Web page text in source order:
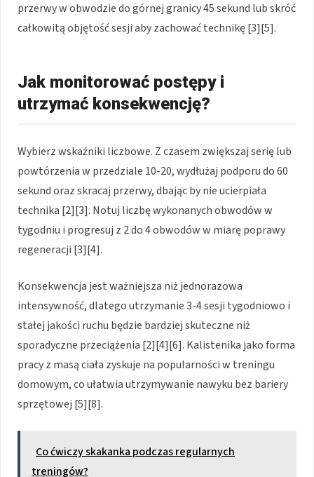
przerwy w obwodzie do górnej granicy 45 sekund lub skróć
całkowitą objętość sesji aby zachować technikę [3][5].
Jak monitorować postępy i
utrzymać konsekwencję?
Wybierz wskaźniki liczbowe. Z czasem zwiększaj serię lub
powtórzenia w przedziale 10-20, wydłużaj podporu do 60
sekund oraz skracaj przerwy, dbając by nie ucierpiała
technika [2][3]. Notuj liczbę wykonanych obwodów w
tygodniu i progresuj z 2 do 4 obwodów w miarę poprawy
regeneracji [3][4].
Konsekwencja jest ważniejsza niż jednorazowa
intensywność, dlatego utrzymanie 3-4 sesji tygodniowo i
stałej jakości ruchu będzie bardziej skuteczne niż
sporadyczne przeciążenia [2][4][6]. Kalistenika jako forma
pracy z masą ciała zyskuje na popularności w treningu
domowym, co ułatwia utrzymywanie nawyku bez bariery
sprzętowej [5][8].
Co ćwiczy skakanka podczas regularnych
treningów?